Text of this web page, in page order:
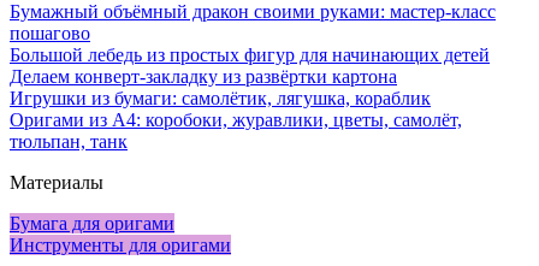
Бумажный объёмный дракон своими руками: мастер-класс
пошагово
Большой лебедь из простых фигур для начинающих детей
Делаем конверт-закладку из развёртки картона
Игрушки из бумаги: самолётик, лягушка, кораблик
Оригами из А4: коробоки, журавлики, цветы, самолёт,
тюльпан, танк
Материалы
Бумага для оригами
Инструменты для оригами